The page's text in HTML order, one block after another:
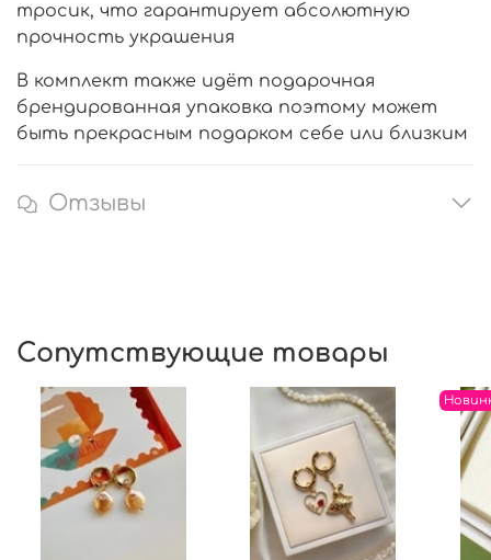
тросик, что гарантирует абсолютную
прочность украшения
В комплект также идёт подарочная
брендированная упаковка поэтому может
быть прекрасным подарком себе или близким
Отзывы
Сопутствующие товары